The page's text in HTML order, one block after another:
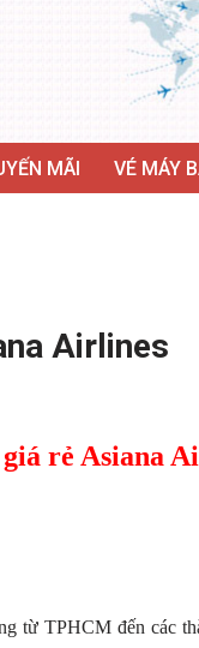
MÃI VÉ MÁY
Airlines
rẻ Asiana
từ TPHCM đến các